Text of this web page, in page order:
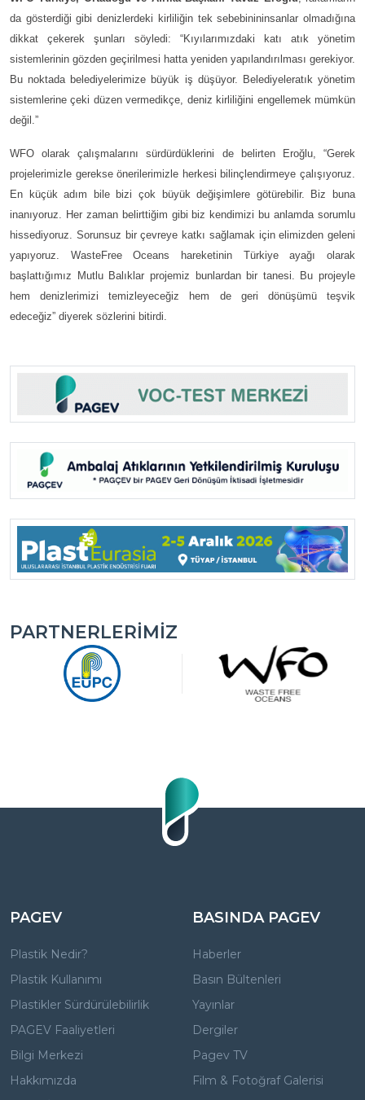
da gösterdiği gibi denizlerdeki kirliliğin tek sebebinininsanlar olmadığına
dikkat çekerek şunları söyledi: “Kıyılarımızdaki katı atık yönetim
sistemlerinin gözden geçirilmesi hatta yeniden yapılandırılması gerekiyor.
Bu noktada belediyelerimize büyük iş düşüyor. Belediyeleratık yönetim
sistemlerine çeki düzen vermedikçe, deniz kirliliğini engellemek mümkün
değil.”
WFO olarak çalışmalarını sürdürdüklerini de belirten Eroğlu, “Gerek
projelerimizle gerekse önerilerimizle herkesi bilinçlendirmeye çalışıyoruz.
En küçük adım bile bizi çok büyük değişimlere götürebilir. Biz buna
inanıyoruz. Her zaman belirttiğim gibi biz kendimizi bu anlamda sorumlu
hissediyoruz. Sorunsuz bir çevreye katkı sağlamak için elimizden geleni
yapıyoruz. WasteFree Oceans hareketinin Türkiye ayağı olarak
başlattığımız Mutlu Balıklar projemiz bunlardan bir tanesi. Bu projeyle
hem denizlerimizi temizleyeceğiz hem de geri dönüşümü teşvik
edeceğiz” diyerek sözlerini bitirdi.
PARTNERLERIMIZ
PAGEV
Plastik Nedir?
Plastik Kullanımı
Plastikler Sürdürülebilirlik
PAGEV Faaliyetleri
Bilgi Merkezi
Hakkımızda
BASINDA PAGEV
Haberler
Basın Bültenleri
Yayınlar
Dergiler
Pagev TV
Film & Fotoğraf Galerisi